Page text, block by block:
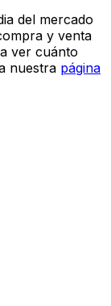
del mercado
y venta
ver cuánto
nuestra página